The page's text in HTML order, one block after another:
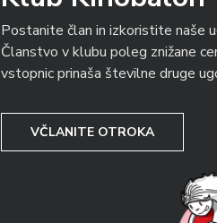
Postanite član in izkoristite naše
Članstvo v klubu poleg znižane
vstopnic prinaša številne druge
VČLANITE OTROKA